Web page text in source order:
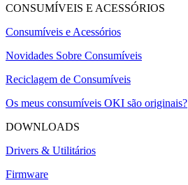
CONSUMÍVEIS E ACESSÓRIOS
Consumíveis e Acessórios
Novidades Sobre Consumíveis
Reciclagem de Consumíveis
Os meus consumíveis OKI são originais?
DOWNLOADS
Drivers & Utilitários
Firmware